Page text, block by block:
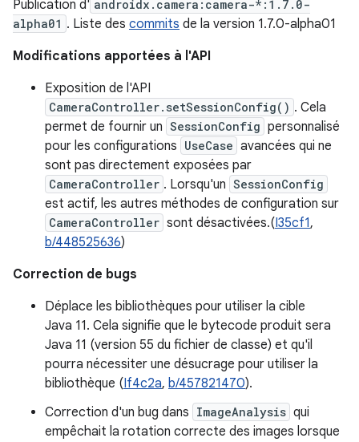
Publication d' androidx.camera:camera-*:1.7.0-
alpha01 . Liste des commits de la version 1.7.0-alpha01
Modifications apportées à l'API
Exposition de l'API
CameraController.setSessionConfig() . Cela
permet de fournir un SessionConfig personnalisé
pour les configurations UseCase avancées qui ne
sont pas directement exposées par
CameraController . Lorsqu'un SessionConfig
est actif, les autres méthodes de configuration sur
CameraController sont désactivées.(I35cf1,
b/448525636)
Correction de bugs
Déplace les bibliothèques pour utiliser la cible
Java 11. Cela signifie que le bytecode produit sera
Java 11 (version 55 du fichier de classe) et qu'il
pourra nécessiter une désucrage pour utiliser la
bibliothèque (If4c2a, b/457821470).
Correction d'un bug dans ImageAnalysis qui
empêchait la rotation correcte des images lorsque